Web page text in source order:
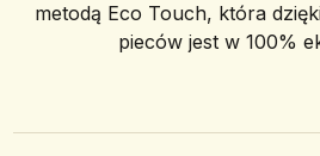
metodą Eco Touch, która
pieców jest w 100%